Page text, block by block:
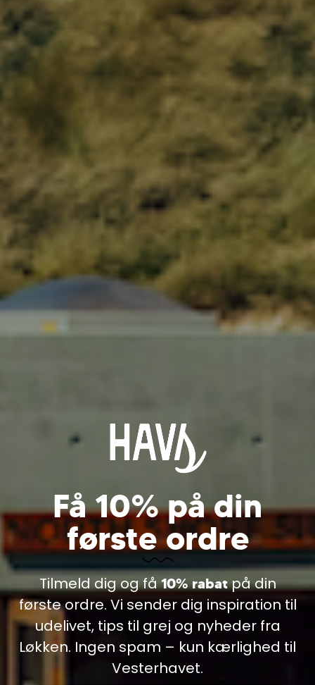
Cookie information
Vi bruger cookies til indsamling af statistik og til
trafikmåling. Vi bruger informationen til forbedring af
hjemmesiden. Ved at klikke videre, accepterer du
brugen af cookies.
Læs mere
OPLEVELSER I
VANDKANTEN
Shop
Få 10% på din
første ordre
Tilmeld dig og få10% rabatpå din
første ordre. Vi sender dig inspiration til
udelivet, tips til grej og nyheder fra
Løkken. Ingen spam – kun kærlighed til
Vesterhavet.